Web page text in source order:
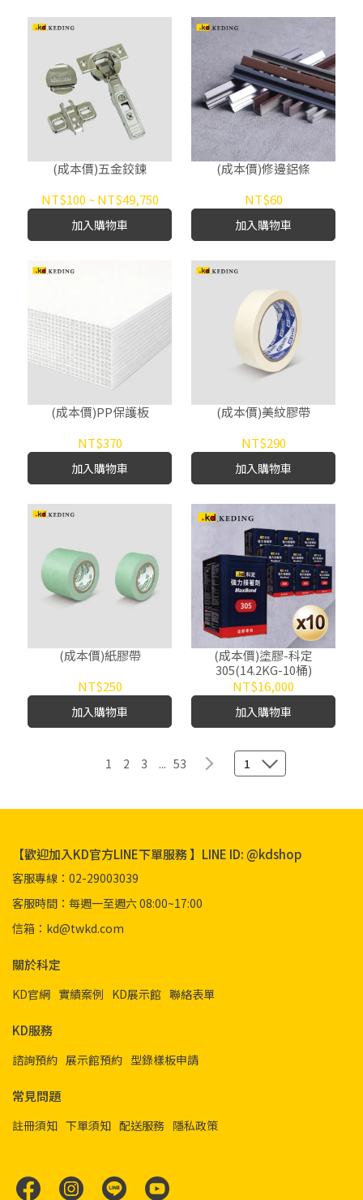
(成本價)五金鉸鍊
NT$100~NT$49,750
加入購物車
(成本價)修邊鋁條
NT$60
加入購物車
(成本價)PP保護板
NT$370
加入購物車
(成本價)美紋膠帶
NT$290
加入購物車
(成本價)紙膠帶
NT$250
加入購物車
(成本價)塗膠-科定
305(14.2KG-10桶)
NT$16,000
加入購物車
1 2 3 ... 53 1
【歡迎加入KD官方LINE下單服務 】LINE ID: @kdshop
客服專線：02-29003039
客服時間：每週一至週六 08:00~17:00
信箱：kd@twkd.com
關於科定
KD官網 實績案例 KD展示館 聯絡表單
KD服務
諮詢預約 展示館預約 型錄樣板申請
常見問題
註冊須知 下單須知 配送服務 隱私政策